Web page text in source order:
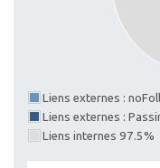
Liens externes :
Liens externes :
Liens internes 97.5%